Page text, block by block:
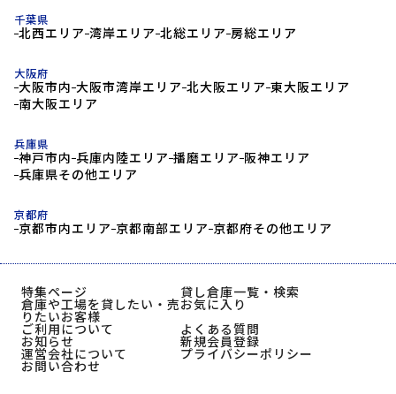
千葉県
北西エリア 湾岸エリア 北総エリア 房総エリア
大阪府
大阪市内 大阪市湾岸エリア 北大阪エリア 東大阪エリア
南大阪エリア
兵庫県
神戸市内 兵庫内陸エリア 播磨エリア 阪神エリア
兵庫県その他エリア
京都府
京都市内エリア 京都南部エリア 京都府その他エリア
特集ページ 貸し倉庫一覧・検索
倉庫や工場を貸したい・売
りたいお客様
お気に入り
ご利用について
よくある質問
お知らせ 新規会員登録
運営会社について プライバシーポリシー
お問い合わせ